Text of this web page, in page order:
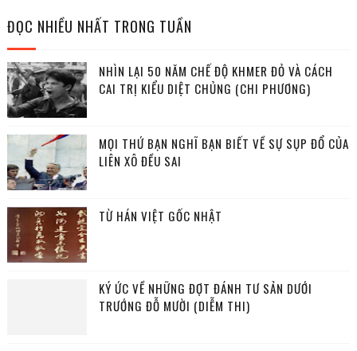
ĐỌC NHIỀU NHẤT TRONG TUẦN
NHÌN LẠI 50 NĂM CHẾ ĐỘ KHMER ĐỎ VÀ CÁCH
CAI TRỊ KIỂU DIỆT CHỦNG (CHI PHƯƠNG)
MỌI THỨ BẠN NGHĨ BẠN BIẾT VỀ SỰ SỤP ĐỔ CỦA
LIÊN XÔ ĐỀU SAI
TỪ HÁN VIỆT GỐC NHẬT
KÝ ỨC VỀ NHỮNG ĐỢT ĐÁNH TƯ SẢN DƯỚI
TRƯỚNG ĐỖ MƯỜI (DIỄM THI)